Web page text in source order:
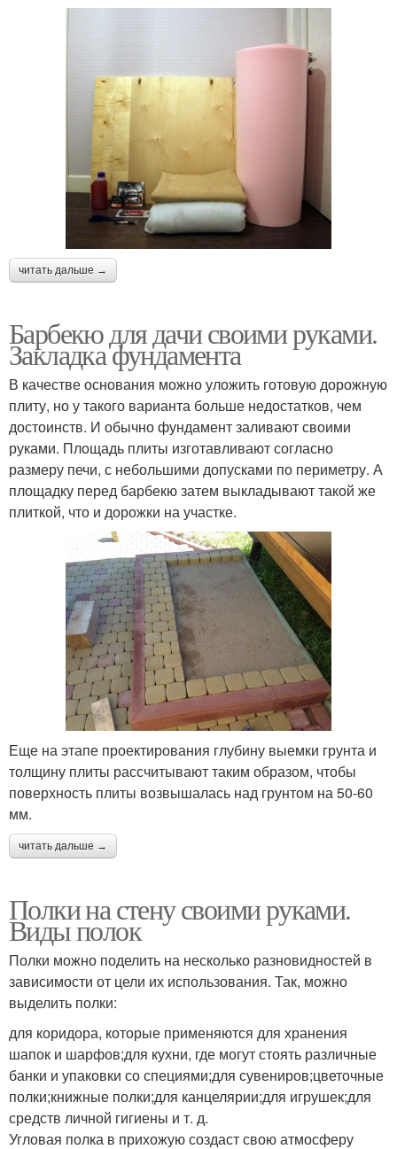
читать дальше →
Барбекю для дачи своими руками.
Закладка фундамента
В качестве основания можно уложить готовую дорожную
плиту, но у такого варианта больше недостатков, чем
достоинств. И обычно фундамент заливают своими
руками. Площадь плиты изготавливают согласно
размеру печи, с небольшими допусками по периметру. А
площадку перед барбекю затем выкладывают такой же
плиткой, что и дорожки на участке.
Еще на этапе проектирования глубину выемки грунта и
толщину плиты рассчитывают таким образом, чтобы
поверхность плиты возвышалась над грунтом на 50-60
мм.
читать дальше →
Полки на стену своими руками.
Виды полок
Полки можно поделить на несколько разновидностей в
зависимости от цели их использования. Так, можно
выделить полки:
для коридора, которые применяются для хранения
шапок и шарфов;для кухни, где могут стоять различные
банки и упаковки со специями;для сувениров;цветочные
полки;книжные полки;для канцелярии;для игрушек;для
средств личной гигиены и т. д.
Угловая полка в прихожую создаст свою атмосферу